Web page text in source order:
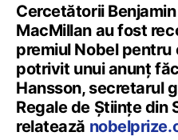
Cercetătorii
MacMillan au fost
premiul Nobel pentru
potrivit unui anunţ
Hansson, secretarul
Regale de Ştiinţe din
relatează